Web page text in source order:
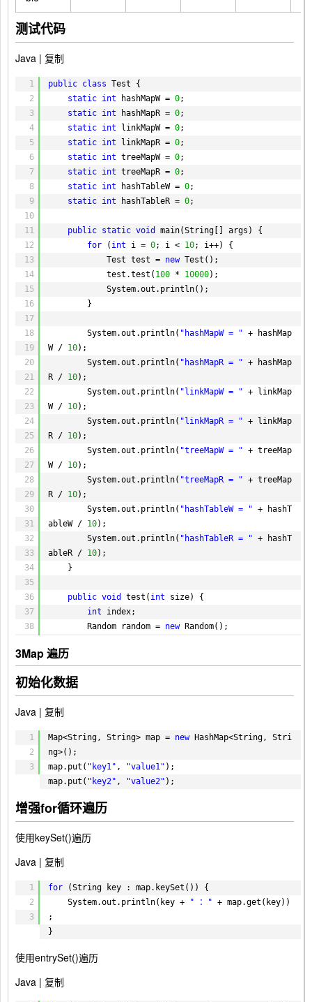
测试代码
Java | 复制
1
2
3
4
5
6
7
8
9
10
11
12
13
14
15
16
17
18
19
20
21
22
23
24
25
26
27
28
29
30
31
32
33
34
35
36
37
38
40
42
44
50
51
52
54
56
57
58
61
62
public class Test {
static int hashMapW = 0;
static int hashMapR = 0;
static int linkMapW = 0;
static int linkMapR = 0;
static int treeMapW = 0;
static int treeMapR = 0;
static int hashTableW = 0;
static int hashTableR = 0;
public static void
main(String[] args) {
for
( int i = 0; i < 10; i++) {
Test test = new Test();
test.test( 100 * 10000);
System.out.println();
}
System.out.println( "hashMapW = " + hashMap
W / 10);
System.out.println( "hashMapR = " + hashMap
R / 10);
System.out.println( "linkMapW = " + linkMap
W / 10);
System.out.println( "linkMapR = " + linkMap
R / 10);
System.out.println( "treeMapW = " + treeMap
W / 10);
System.out.println( "treeMapR = " + treeMap
R / 10);
System.out.println( "hashTableW = " + hashT
ableW / 10);
System.out.println( "hashTableR = " + hashT
ableR / 10);
}
public void test( int
size) {
int
index;
Random random = new
Random();
key[i] = UUID.randomUUID().toString();
ring());
long
hashMapW += (end - start);
System.out.println(
时 = "
start = System.currentTimeMillis();
for
(int i = 0; i < size; i++) {
end = System.currentTimeMillis();
3Map 遍历
初始化数据
Java | 复制
1
2
3
Map<String, String> map = new
HashMap<String, Stri
ng>();
map.put( "key1" , "value1" );
map.put( "key2" , "value2" );
增强for循环遍历
使用keySet()遍历
Java | 复制
1
2
3
for
(String key : map.keySet()) {
System.out.println(key +
" ：" + map.get(key))
;
}
使用entrySet()遍历
Java | 复制